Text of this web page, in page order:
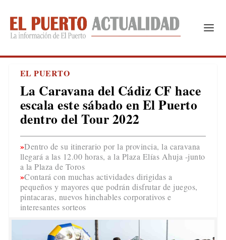
EL PUERTO
La Caravana del Cádiz CF hace
escala este sábado en El Puerto
dentro del Tour 2022
Dentro de su itinerario por la provincia, la caravana
llegará a las 12.00 horas, a la Plaza Elías Ahuja -junto
a la Plaza de Toros
Contará con muchas actividades dirigidas a
pequeños y mayores que podrán disfrutar de juegos,
pintacaras, nuevos hinchables corporativos e
interesantes sorteos